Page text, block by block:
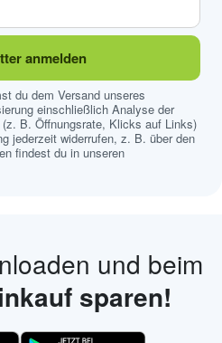
anmelden
du dem Versand unseres
einschließlich Analyse der
B. Öffnungsrate, Klicks auf Links)
jederzeit widerrufen, z. B. über den
findest du in unseren
und beim
sparen!